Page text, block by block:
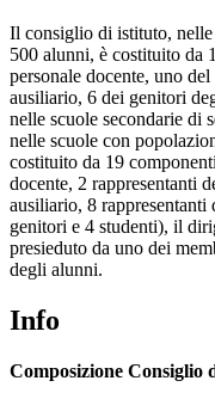
Il consiglio di istituto,
500 alunni, è costituito da
personale docente, uno
ausiliario, 6 dei genitori
nelle scuole secondarie di
nelle scuole con
costituito da 19
docente, 2 rappresentanti
ausiliario, 8
genitori e 4 studenti), il
presieduto da uno dei
degli alunni.
Info
Composizione Consiglio